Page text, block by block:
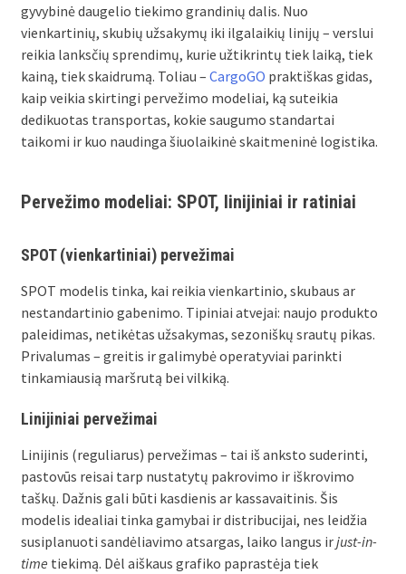
gyvybinė daugelio tiekimo grandinių dalis. Nuo
vienkartinių, skubių užsakymų iki ilgalaikių linijų – verslui
reikia lanksčių sprendimų, kurie užtikrintų tiek laiką, tiek
kainą, tiek skaidrumą. Toliau –CargoGO praktiškas gidas,
kaip veikia skirtingi pervežimo modeliai, ką suteikia
dedikuotas transportas, kokie saugumo standartai
taikomi ir kuo naudinga šiuolaikinė skaitmeninė logistika.
Pervežimo modeliai: SPOT, linijiniai ir ratiniai
SPOT (vienkartiniai) pervežimai
SPOT modelis tinka, kai reikia vienkartinio, skubaus ar
nestandartinio gabenimo. Tipiniai atvejai: naujo produkto
paleidimas, netikėtas užsakymas, sezoniškų srautų pikas.
Privalumas – greitis ir galimybė operatyviai parinkti
tinkamiausią maršrutą bei vilkiką.
Linijiniai pervežimai
Linijinis (reguliarus) pervežimas – tai iš anksto suderinti,
pastovūs reisai tarp nustatytų pakrovimo ir iškrovimo
taškų. Dažnis gali būti kasdienis ar kassavaitinis. Šis
modelis idealiai tinka gamybai ir distribucijai, nes leidžia
susiplanuoti sandėliavimo atsargas, laiko langus irjust-in-
time tiekimą. Dėl aiškaus grafiko paprastėja tiek